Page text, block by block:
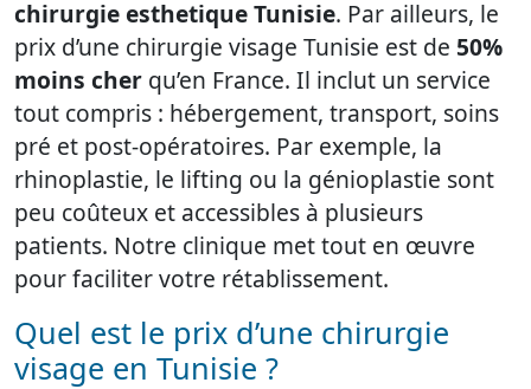
chirurgie esthetique Tunisie. Par ailleurs, le
prix d’une chirurgie visage Tunisie est de 50%
moins cher qu’en France. Il inclut un service
tout compris : hébergement, transport, soins
pré et post-opératoires. Par exemple, la
rhinoplastie, le lifting ou la génioplastie sont
peu coûteux et accessibles à plusieurs
patients. Notre clinique met tout en œuvre
pour faciliter votre rétablissement.
Quel est le prix d’une chirurgie
visage en Tunisie ?